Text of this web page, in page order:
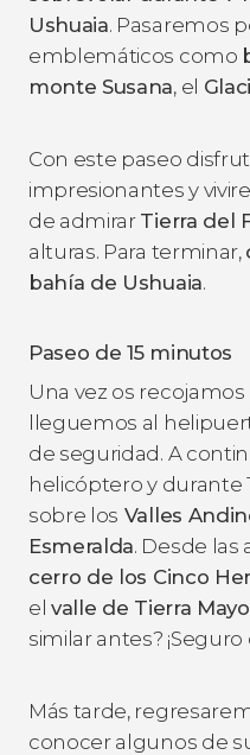
Ushuaia. Pasaremos
emblemáticos como
monte Susana, el
Con este paseo
impresionantes y
de admirar Tierra del
alturas. Para terminar,
bahía de Ushuaia.
Paseo de 15 minutos
Una vez os
lleguemos al
de seguridad. A
helicóptero y durante
sobre los Valles
Esmeralda. Desde las
cerro de los Cinco
elvalle de Tierra
similar antes?
Más tarde,
conocer algunos de